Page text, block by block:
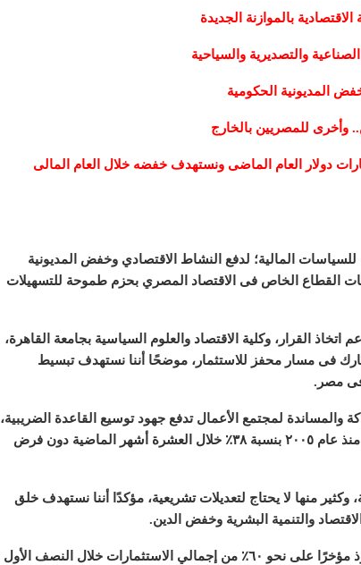
بالموازنة الجديدة
المديونية الحكومية
للمصريين بالخارج
الخارجى لأجهزة الموازنة تراجع بنحو ٣ مليارات دولار العام الماضى ونستهدف خفضه خلال العام المالى
وزير المالية، أننا نعمل على ٣ أولويات للسياسات المالية؛ لدفع النشاط الاقتصادي وخفض المديونية
القطاع الخاص فى الاقتصاد المصري بحزم طموحة للتسهيلات
القرار، وكلية الاقتصاد والعلوم السياسية بجامعة القاهرة،
بالضرائب و٣٠ إجراءً آخر بالجمارك فى مسار محفز للاستثمار، موضحًا أننا نستهدف تبسيط
فى مصر.
والمساندة لمجتمع الأعمال تدفع جهود توسيع القاعدة الضريبية،
لافتًا إلى أننا حققنا أعلى زيادة فى الإيرادات الضريبية منذ عام ٢٠٠٥ بنسبة ٣٨٪ خلال العشرة أشهر الماضية دون فرض
وكثير منها لا يحتاج لتعديلات تشريعية، مؤكدًا أننا نستهدف خلق
والتنمية البشرية وخفض الدين.
قال الوزير، إن القطاع الخاص يتحرك بسرعة، ويستحوذ مؤخرًا على نحو ٦٠٪ من إجمالي الاستثمارات خلال النصف الأول